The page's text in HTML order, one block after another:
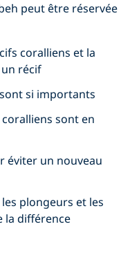
peut être réservée
coralliens et la
récif
si importants
sont en
éviter un nouveau
plongeurs et les
la différence